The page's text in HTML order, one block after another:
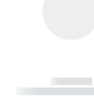
------------
-----------